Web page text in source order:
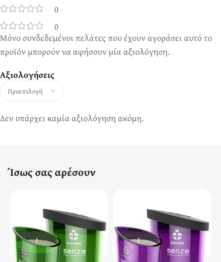
0
0
Αξιολογήσεις
Δεν υπάρχει καμία αξιολόγηση ακόμη.
Μόνο συνδεδεμένοι πελάτες που έχουν αγοράσει αυτό το
προϊόν μπορούν να αφήσουν μία αξιολόγηση.
Ίσως σας αρέσουν